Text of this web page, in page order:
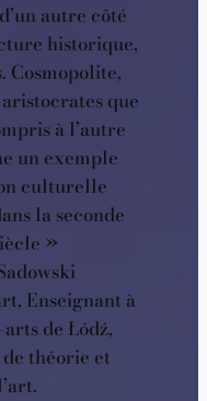
autre côté
historique,
Cosmopolite,
que
à l’autre
un exemple
culturelle
la seconde
»
Enseignant à
de Łódź,
théorie et